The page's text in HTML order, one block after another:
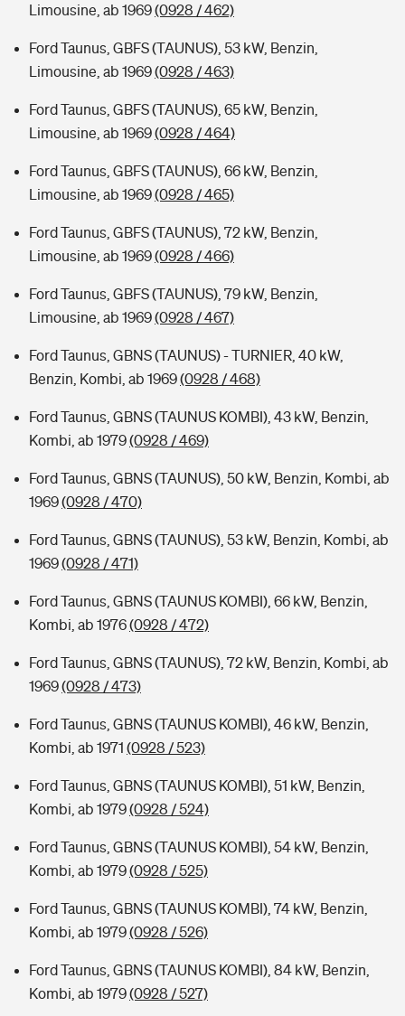
Limousine, ab 1969(0928 / 462)
Ford Taunus, GBFS (TAUNUS), 53 kW, Benzin,
Limousine, ab 1969(0928 / 463)
Ford Taunus, GBFS (TAUNUS), 65 kW, Benzin,
Limousine, ab 1969(0928 / 464)
Ford Taunus, GBFS (TAUNUS), 66 kW, Benzin,
Limousine, ab 1969(0928 / 465)
Ford Taunus, GBFS (TAUNUS), 72 kW, Benzin,
Limousine, ab 1969(0928 / 466)
Ford Taunus, GBFS (TAUNUS), 79 kW, Benzin,
Limousine, ab 1969(0928 / 467)
Ford Taunus, GBNS (TAUNUS) - TURNIER, 40 kW,
Benzin, Kombi, ab 1969(0928 / 468)
Ford Taunus, GBNS (TAUNUS KOMBI), 43 kW, Benzin,
Kombi, ab 1979(0928 / 469)
Ford Taunus, GBNS (TAUNUS), 50 kW, Benzin, Kombi, ab
1969(0928 / 470)
Ford Taunus, GBNS (TAUNUS), 53 kW, Benzin, Kombi, ab
1969(0928 / 471)
Ford Taunus, GBNS (TAUNUS KOMBI), 66 kW, Benzin,
Kombi, ab 1976(0928 / 472)
Ford Taunus, GBNS (TAUNUS), 72 kW, Benzin, Kombi, ab
1969(0928 / 473)
Ford Taunus, GBNS (TAUNUS KOMBI), 46 kW, Benzin,
Kombi, ab 1971 (0928 / 523)
Ford Taunus, GBNS (TAUNUS KOMBI), 51 kW, Benzin,
Kombi, ab 1979(0928 / 524)
Ford Taunus, GBNS (TAUNUS KOMBI), 54 kW, Benzin,
Kombi, ab 1979(0928 / 525)
Ford Taunus, GBNS (TAUNUS KOMBI), 74 kW, Benzin,
Kombi, ab 1979(0928 / 526)
Ford Taunus, GBNS (TAUNUS KOMBI), 84 kW, Benzin,
Kombi, ab 1979(0928 / 527)